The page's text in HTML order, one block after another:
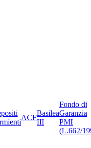
ACF
Basilea
III
Fondo di
Garanzia
PMI
(L.662/